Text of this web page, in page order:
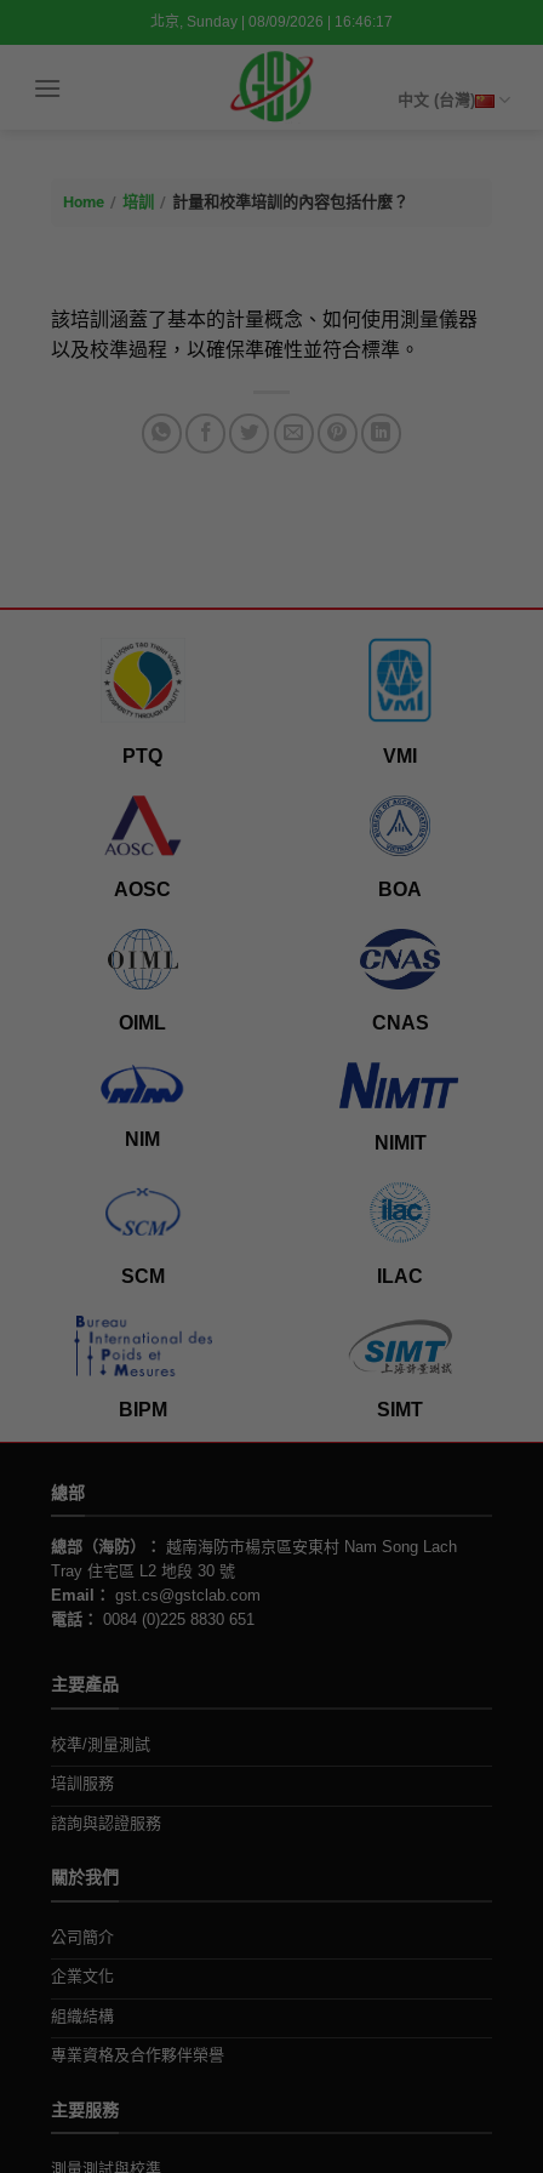
到
北京, Sunday | 08/09/2026 | 16:46:18
中文 (台灣)
Home / 培訓 / 計量和校準培訓的內容包括什麼？
該培訓涵蓋了基本的計量概念、如何使用測量儀器
以及校準過程，以確保準確性並符合標準。
PTQ VMI
AOSC BOA
OIML CNAS
NIM NIMIT
SCM ILAC
BIPM SIMT
總部
總部（海防）： 越南海防市楊京區安東村 Nam Song Lach
Tray 住宅區 L2 地段 30 號
Email： gst.cs@gstclab.com
電話： 0084 (0)225 8830 651
主要產品
校準/測量測試
培訓服務
諮詢與認證服務
關於我們
公司簡介
企業文化
組織結構
專業資格及合作夥伴榮譽
主要服務
測量測試與校準